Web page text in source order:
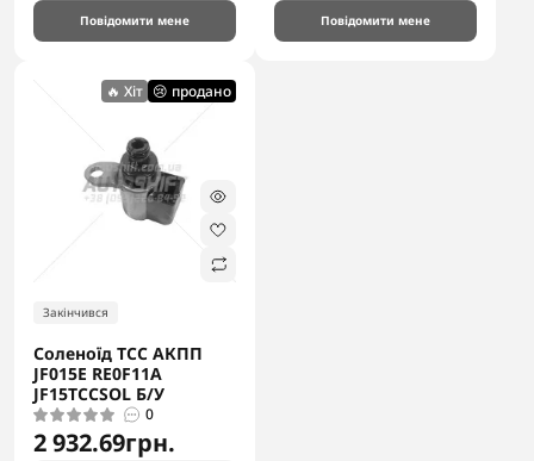
Повідомити мене Повідомити мене
🔥 Хіт 😢 продано
Закінчився
Соленоїд TCC АКПП
JF015E RE0F11A
JF15TCCSOL Б/У
0
2 932.69грн.